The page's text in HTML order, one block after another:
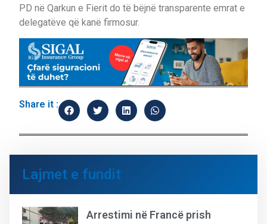
PD në Qarkun e Fierit do të bëjnë transparente emrat e
delegatëve që kanë firmosur.
Share it :
Lajmet e fundit
Arrestimi në Francë prish